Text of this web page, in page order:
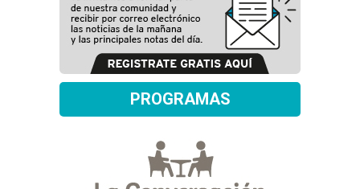
PROGRAMAS